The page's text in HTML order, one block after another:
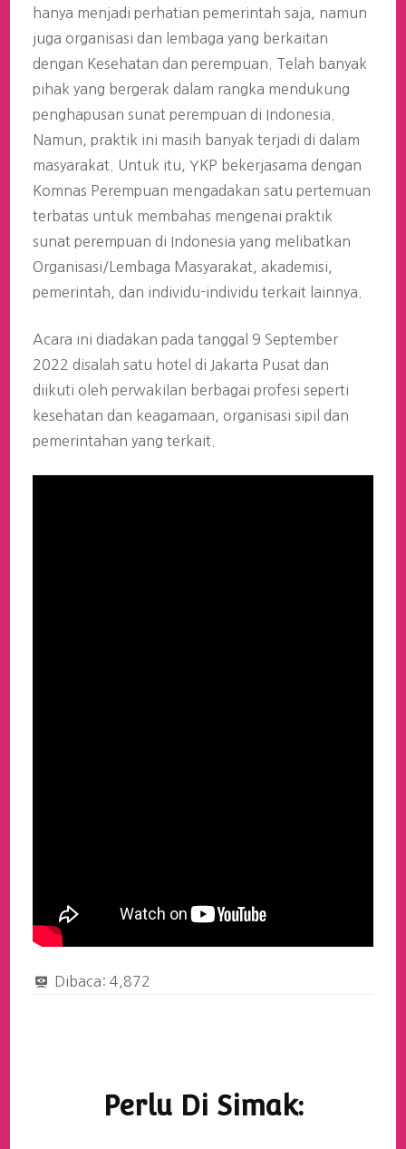
hanya menjadi perhatian pemerintah saja, namun
juga organisasi dan lembaga yang berkaitan
dengan Kesehatan dan perempuan. Telah banyak
pihak yang bergerak dalam rangka mendukung
penghapusan sunat perempuan di Indonesia.
Namun, praktik ini masih banyak terjadi di dalam
masyarakat. Untuk itu, YKP bekerjasama dengan
Komnas Perempuan mengadakan satu pertemuan
terbatas untuk membahas mengenai praktik
sunat perempuan di Indonesia yang melibatkan
Organisasi/Lembaga Masyarakat, akademisi,
pemerintah, dan individu-individu terkait lainnya.
Acara ini diadakan pada tanggal 9 September
2022 disalah satu hotel di Jakarta Pusat dan
diikuti oleh perwakilan berbagai profesi seperti
kesehatan dan keagamaan, organisasi sipil dan
pemerintahan yang terkait.
Dibaca: 4,872
Perlu Di Simak: